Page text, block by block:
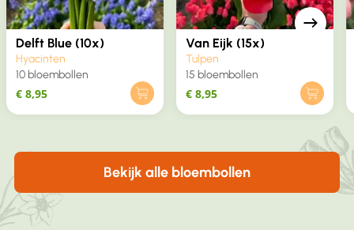
Delft Blue (10x)
Hyacinten
10 bloembollen
€ 8,95
Van Eijk (15x)
Tulpen
15 bloembollen
€ 8,95
Bekijk alle bloembollen